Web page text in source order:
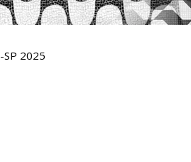
2025